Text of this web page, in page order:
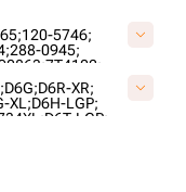
120-5746;
288-0945;
7T4102;
CR5477; CR6088;
D6G;D6R-XR;
XL;D6H-LGP;
D6T-LGP;